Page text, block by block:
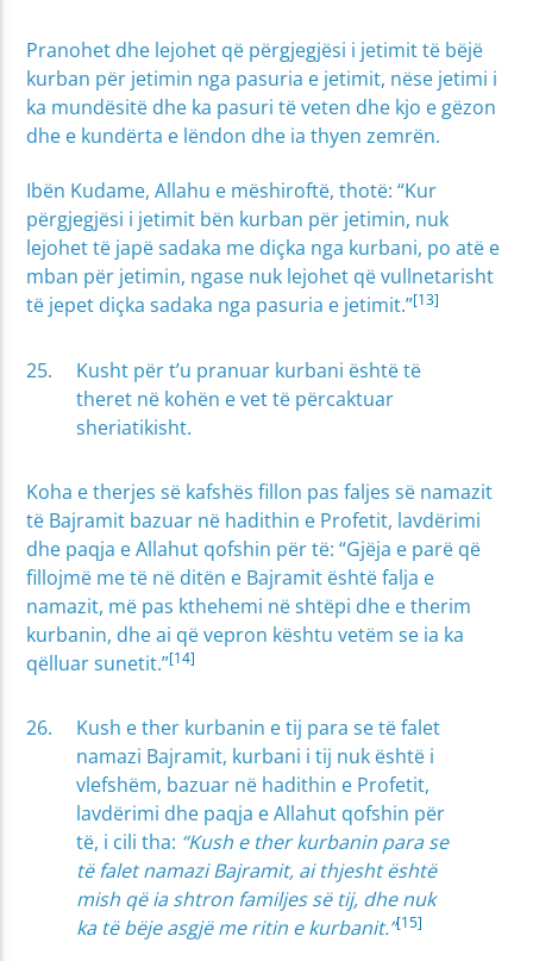
Pranohet dhe lejohet që përgjegjësi i jetimit të bëjë
kurban për jetimin nga pasuria e jetimit, nëse jetimi i
ka mundësitë dhe ka pasuri të veten dhe kjo e gëzon
dhe e kundërta e lëndon dhe ia thyen zemrën.
Ibën Kudame, Allahu e mëshiroftë, thotë: “Kur
përgjegjësi i jetimit bën kurban për jetimin, nuk
lejohet të japë sadaka me diçka nga kurbani, po atë e
mban për jetimin, ngase nuk lejohet që vullnetarisht
të jepet diçka sadaka nga pasuria e jetimit.”[13]
Kusht për t’u pranuar kurbani është të
theret në kohën e vet të përcaktuar
sheriatikisht.
Koha e therjes së kafshës fillon pas faljes së namazit
të Bajramit bazuar në hadithin e Profetit, lavdërimi
dhe paqja e Allahut qofshin për të: “Gjëja e parë që
fillojmë me të në ditën e Bajramit është falja e
namazit, më pas kthehemi në shtëpi dhe e therim
kurbanin, dhe ai që vepron kështu vetëm se ia ka
qëlluar sunetit.”[14]
Kush e ther kurbanin e tij para se të falet
namazi Bajramit, kurbani i tij nuk është i
vlefshëm, bazuar në hadithin e Profetit,
lavdërimi dhe paqja e Allahut qofshin për
të, i cili tha: “Kush e ther kurbanin para se
të falet namazi Bajramit, ai thjesht është
mish që ia shtron familjes së tij, dhe nuk
ka të bëje asgjë me ritin e kurbanit.”[15]